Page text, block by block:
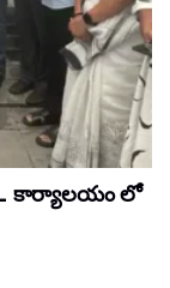
కార్యాలయం లో